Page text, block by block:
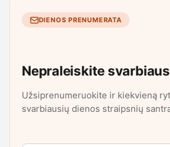
DIENOS PRENUMERATA
Nepraleiskite
Užsiprenumeruokite ir kiekvieną
svarbiausių dienos straipsnių